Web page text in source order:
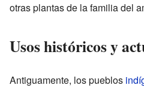
otras plantas de la familia del
Usos históricos y
Antiguamente, los pueblos